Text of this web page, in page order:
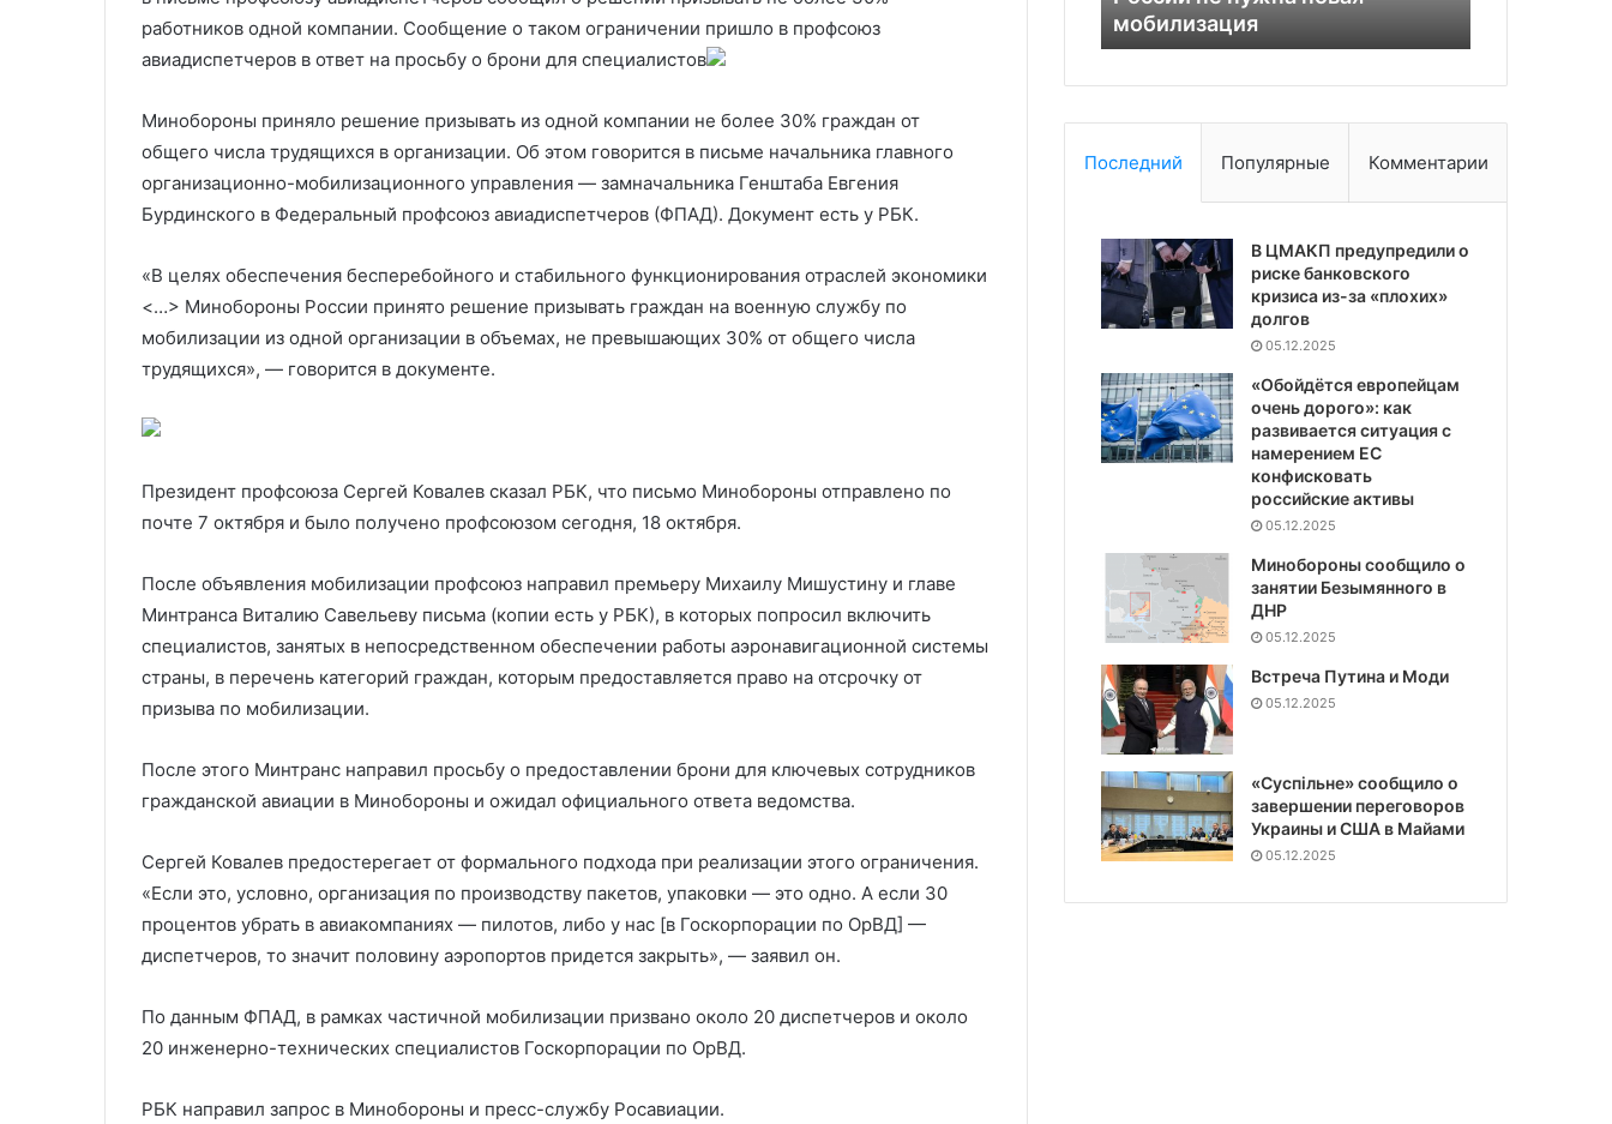
работников одной компании. Сообщение о таком ограничении пришло в профсоюз
авиадиспетчеров в ответ на просьбу о брони для специалистов
Минобороны приняло решение призывать из одной компании не более 30% граждан от
общего числа трудящихся в организации. Об этом говорится в письме начальника главного
организационно-мобилизационного управления — замначальника Генштаба Евгения
Бурдинского в Федеральный профсоюз авиадиспетчеров (ФПАД). Документ есть у РБК.
«В целях обеспечения бесперебойного и стабильного функционирования отраслей экономики
<…> Минобороны России принято решение призывать граждан на военную службу по
мобилизации из одной организации в объемах, не превышающих 30% от общего числа
трудящихся», — говорится в документе.
Президент профсоюза Сергей Ковалев сказал РБК, что письмо Минобороны отправлено по
почте 7 октября и было получено профсоюзом сегодня, 18 октября.
После объявления мобилизации профсоюз направил премьеру Михаилу Мишустину и главе
Минтранса Виталию Савельеву письма (копии есть у РБК), в которых попросил включить
специалистов, занятых в непосредственном обеспечении работы аэронавигационной системы
страны, в перечень категорий граждан, которым предоставляется право на отсрочку от
призыва по мобилизации.
После этого Минтранс направил просьбу о предоставлении брони для ключевых сотрудников
гражданской авиации в Минобороны и ожидал официального ответа ведомства.
Сергей Ковалев предостерегает от формального подхода при реализации этого ограничения.
«Если это, условно, организация по производству пакетов, упаковки — это одно. А если 30
процентов убрать в авиакомпаниях — пилотов, либо у нас [в Госкорпорации по ОрВД] —
диспетчеров, то значит половину аэропортов придется закрыть», — заявил он.
По данным ФПАД, в рамках частичной мобилизации призвано около 20 диспетчеров и около
20 инженерно-технических специалистов Госкорпорации по ОрВД.
РБК направил запрос в Минобороны и пресс-службу Росавиации.
в пропаганде оружия
помощи диаспоры
Дербенте
Махачкале
мобилизация
Последний Популярные Комментарии
В ЦМАКП предупредили о
риске банковского
кризиса из-за «плохих»
долгов
05.12.2025
«Обойдётся европейцам
очень дорого»: как
развивается ситуация с
намерением ЕС
конфисковать
российские активы
05.12.2025
Минобороны сообщило о
занятии Безымянного в
ДНР
05.12.2025
Встреча Путина и Моди
05.12.2025
«Суспiльне» сообщило о
завершении переговоров
Украины и США в Майами
05.12.2025